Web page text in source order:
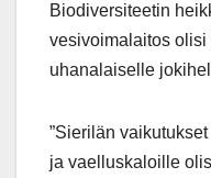
Biodiversiteetin
vesivoimalaitos
uhanalaiselle
”Sierilän
ja vaelluskaloille